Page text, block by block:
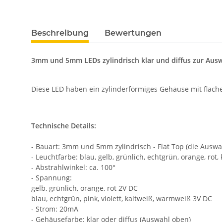
weitere Registerkarten anzeigen
Beschreibung Bewertungen
3mm und 5mm LEDs zylindrisch klar und diffus zur
Diese LED haben ein zylinderförmiges Gehäuse mit
Technische Details:
- Bauart: 3mm und 5mm zylindrisch - Flat Top (die
- Leuchtfarbe: blau, gelb, grünlich, echtgrün, orange,
- Abstrahlwinkel: ca. 100°
- Spannung:
gelb, grünlich, orange, rot 2V DC
blau, echtgrün, pink, violett, kaltweiß, warmweiß 3V DC
- Strom: 20mA
- Gehäusefarbe: klar oder diffus (Auswahl oben)